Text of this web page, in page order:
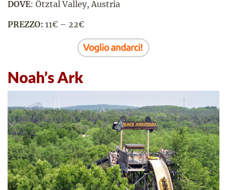
DOVE: Ötztal Valley, Austria
PREZZO: 11€ – 22€
Noah’s Ark